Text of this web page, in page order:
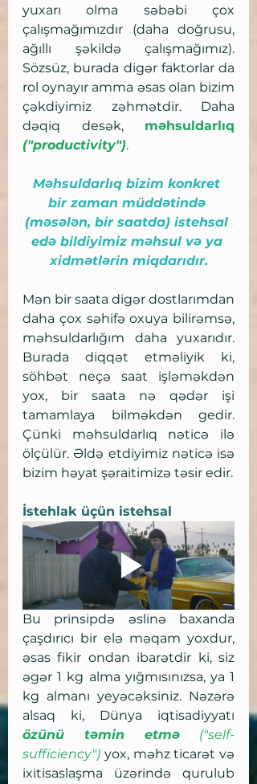
yuxarı olma səbəbi çox
çalışmağımızdır (daha doğrusu,
ağıllı şəkildə çalışmağımız).
Sözsüz, burada digər faktorlar da
rol oynayır amma əsas olan bizim
çəkdiyimiz zəhmətdir. Daha
dəqiq desək,
("productivity").
Məhsuldarlıq bizim konkret
bir zaman müddətində
(məsələn, bir saatda) istehsal
edə bildiyimiz məhsul və ya
xidmətlərin miqdarıdır.
Mən bir saata digər dostlarımdan
daha çox səhifə oxuya bilirəmsə,
məhsuldarlığım daha yuxarıdır.
Burada diqqət etməliyik ki,
söhbət neçə saat işləməkdən
yox, bir saata nə qədər işi
tamamlaya bilməkdən gedir.
Çünki məhsuldarlıq nəticə ilə
ölçülür. Əldə etdiyimiz nəticə isə
İstehlak üçün istehsal
Bu prinsipdə əslinə baxanda
çaşdırıcı bir elə məqam yoxdur,
əsas fikir ondan ibarətdir ki, siz
əgər 1 kg alma yığmısınızsa, ya 1
kg almanı yeyəcəksiniz. Nəzərə
özünü təmin etmə ("self-
sufficiency") yox, məhz ticarət və
ixitisaslaşma üzərində qurulub